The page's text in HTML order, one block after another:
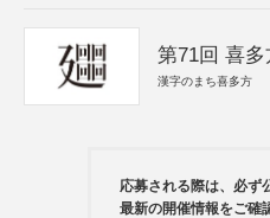
第71回 喜
漢字のまち喜多方
応募される際は、必ず
最新の開催情報をご確